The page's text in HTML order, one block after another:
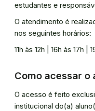
estudantes e
O atendimento é
nos seguintes horários:
11h às 12h | 16h às 17h |
Como acessar o
O acesso é feito
institucional do(a)